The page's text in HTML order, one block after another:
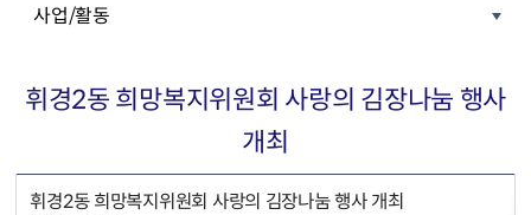
사업/활동
휘경2동 희망복지위원회 사랑의 김장나눔 행사
개최
휘경2동 희망복지위원회 사랑의 김장나눔 행사 개최